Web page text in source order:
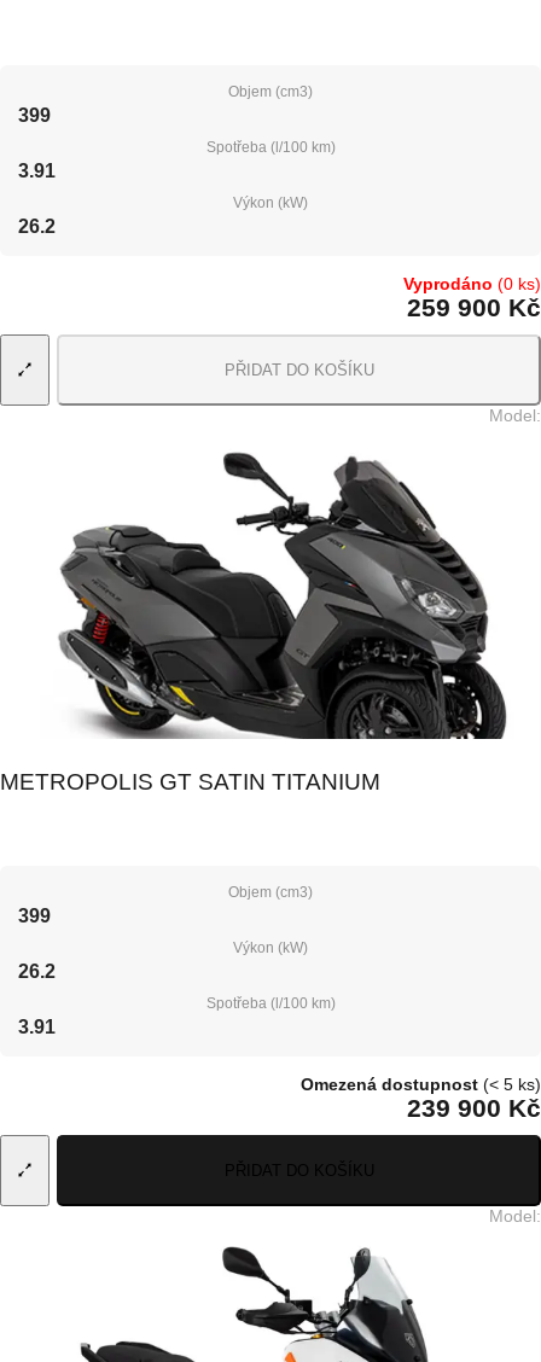
Objem (cm3)
399
Spotřeba (l/100 km)
3.91
Výkon (kW)
26.2
Vyprodáno (0 ks)
259 900 Kč
PŘIDAT DO KOŠÍKU
Model:
METROPOLIS GT SATIN TITANIUM
Objem (cm3)
399
Výkon (kW)
26.2
Spotřeba (l/100 km)
3.91
Omezená dostupnost (< 5 ks)
239 900 Kč
PŘIDAT DO KOŠÍKU
Model: